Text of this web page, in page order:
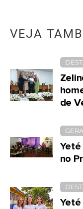
VEJA
de
Yeté
no
Yeté